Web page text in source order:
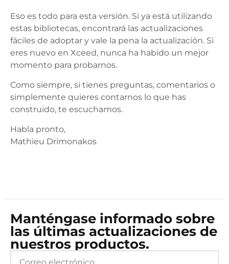
Eso es todo para esta versión. Si ya está utilizando
estas bibliotecas, encontrará las actualizaciones
fáciles de adoptar y vale la pena la actualización. Si
eres nuevo en Xceed, nunca ha habido un mejor
momento para probarnos.
Como siempre, si tienes preguntas, comentarios o
simplemente quieres contarnos lo que has
construido, te escuchamos.
Habla pronto,
Mathieu Drimonakos
Manténgase informado sobre
las últimas actualizaciones de
nuestros productos.